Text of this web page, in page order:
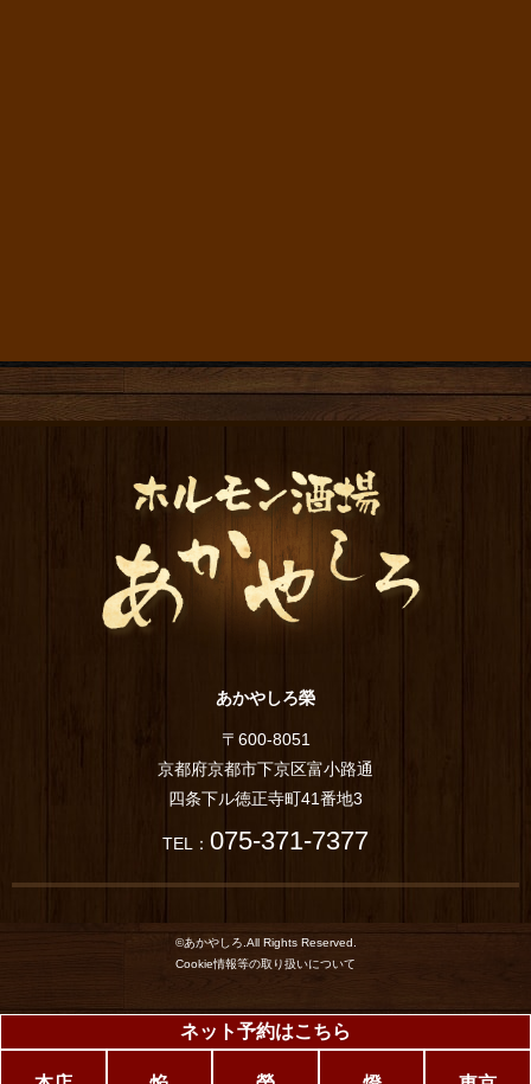
あかやしろ榮
〒600-8051
京都府京都市下京区富小路通
四条下ル徳正寺町41番地3
TEL： 075-371-7377
©あかやしろ.All Rights Reserved.
Cookie情報等の取り扱いについて
ネット予約はこちら